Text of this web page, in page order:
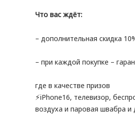
Что вас ждёт:
– дополнительная скидка
– при каждой покупке –
где в качестве призов
⚡️iPhone16, телевизор,
воздуха и паровая швабра и